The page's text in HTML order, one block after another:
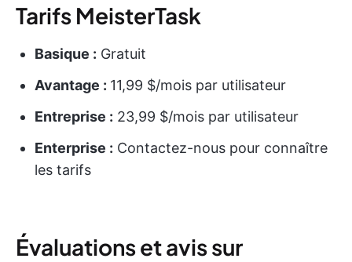
Tarifs MeisterTask
Basique : Gratuit
Avantage : 11,99 $/mois par utilisateur
Entreprise : 23,99 $/mois par utilisateur
Enterprise : Contactez-nous pour connaître
les tarifs
Évaluations et avis sur